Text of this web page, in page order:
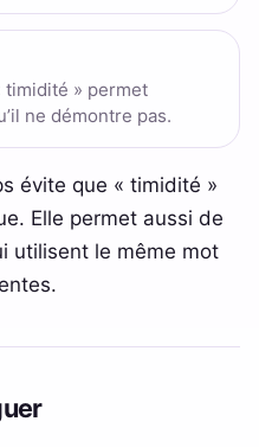
timidité » permet
ne démontre pas.
évite que « timidité »
Elle permet aussi de
utilisent le même mot